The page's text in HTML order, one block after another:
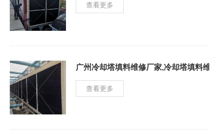
查看更多
广州冷却塔填料维修厂家,冷却塔填料维
查看更多